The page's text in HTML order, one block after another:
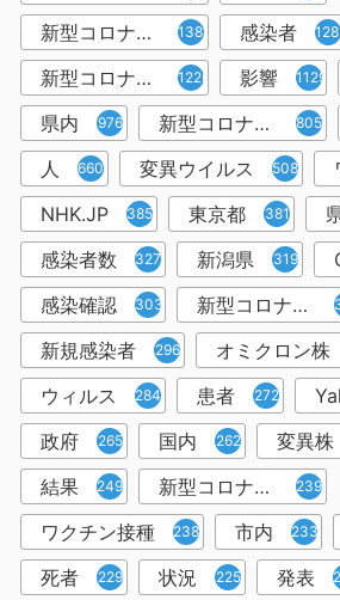
新型コロナウィルス 1382 感染者 1283
新型コロナウイルス感染症 1226 影響 1129
県内 976 新型コロナウイルス感染 805
人 660 変異ウイルス 508
NHK.JP 385 東京都 381
感染者数 327 新潟県 319
感染確認 303 新型コロナウィルス感染症
新規感染者 296 オミクロン株
ウィルス 284 患者 272
政府 265 国内 262 変異株
結果 249 新型コロナウイルスワクチン 239
ワクチン接種 238 市内 233
死者 229 状況 225 発表